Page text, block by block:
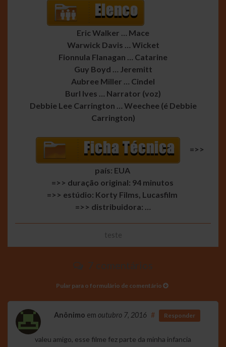
Eric Walker … Mace
Warwick Davis … Wicket
Fionnula Flanagan … Catarine
Guy Boyd … Jeremitt
Aubree Miller … Cindel
Burl Ives … Narrator (voz)
Debbie Lee Carrington … Weechee (é Debbie
Carrington)
=>>
país: EUA
=>> duração original: 94 minutos
=>> estúdio: Korty Films, Lucasfilm
=>> distribuidora: …
teste
7 comentários
Pular para o formulário de comentário
Anônimo em outubro 7, 2016 # Responder
valeu amigo, esse filme fez parte da minha infancia